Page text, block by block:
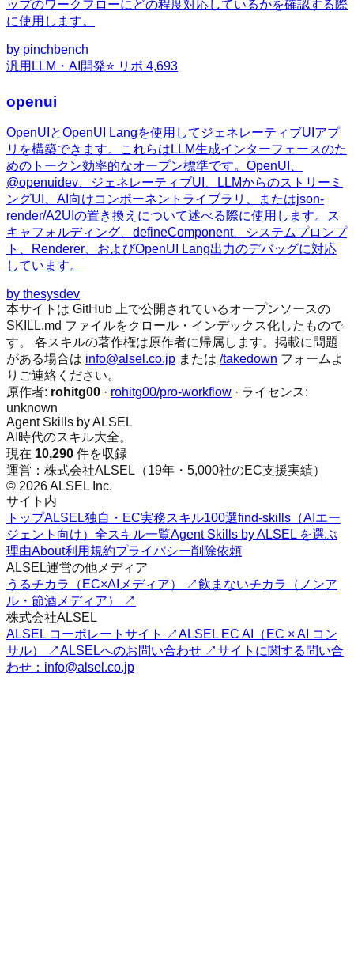
ップのワークフローにどの程度対応しているかを確認する際
に使用します。
by pinchbench
汎用 LLM・AI開発⭐ リポ 4,693
openui
OpenUIとOpenUI Langを使用してジェネレーティブUIアプ
リを構築できます。これらはLLM生成インターフェースのた
めのトークン効率的なオープン標準です。OpenUI、
@openuidev、ジェネレーティブUI、LLMからのストリーミ
ングUI、AI向けコンポーネントライブラリ、またはjson-
render/A2UIの置き換えについて述べる際に使用します。ス
キャフォルディング、defineComponent、システムプロンプ
ト、Renderer、およびOpenUI Lang出力のデバッグに対応
しています。
by thesysdev
本サイトは GitHub 上で公開されているオープンソースの
SKILL.md ファイルをクロール・インデックス化したもので
す。 各スキルの著作権は原作者に帰属します。掲載に問題
がある場合は info@alsel.co.jp または /takedown フォームよ
りご連絡ください。
原作者: rohitg00 · rohitg00/pro-workflow · ライセンス:
unknown
Agent Skills by ALSEL
AI時代のスキル大全。
現在 10,290 件を収録
運営：株式会社ALSEL（19年・5,000社のEC支援実績）
© 2026 ALSEL Inc.
サイト内
トップALSEL独自・EC実務スキル100選find-skills（AIエー
ジェント向け） 全スキル一覧Agent Skills by ALSEL を選ぶ
理由About利用規約プライバシー削除依頼
ALSEL運営の他メディア
うるチカラ（EC×AIメディア） ↗飲まないチカラ（ノンア
ル・節酒メディア） ↗
株式会社ALSEL
ALSEL コーポレートサイト ↗ALSEL EC AI（EC × AI コン
サル） ↗ALSELへのお問い合わせ ↗サイトに関する問い合
わせ：info@alsel.co.jp